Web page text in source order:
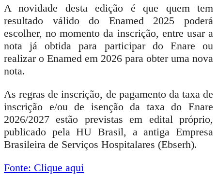
A novidade desta edição é que quem tem
resultado válido do Enamed 2025 poderá
escolher, no momento da inscrição, entre usar a
nota já obtida para participar do Enare ou
realizar o Enamed em 2026 para obter uma nova
nota.
As regras de inscrição, de pagamento da taxa de
inscrição e/ou de isenção da taxa do Enare
2026/2027 estão previstas em edital próprio,
publicado pela HU Brasil, a antiga Empresa
Brasileira de Serviços Hospitalares (Ebserh).
Fonte: Clique aqui